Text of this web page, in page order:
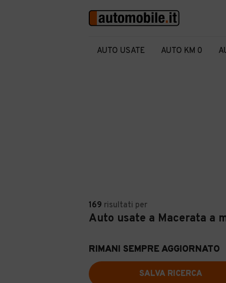
AUTO USATE AUTO KM 0
169 risultati per
Auto usate a Macerata a
RIMANI SEMPRE AGGIORNATO
SALVA RICERCA